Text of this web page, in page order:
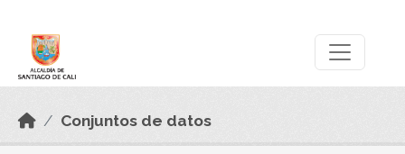
Conjuntos de datos